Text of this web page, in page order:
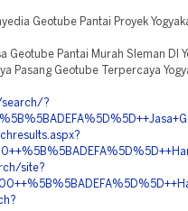
Geotube Pantai Proyek
Geotube Pantai Murah Sleman DI
Pasang Geotube Terpercaya
search/?
site?